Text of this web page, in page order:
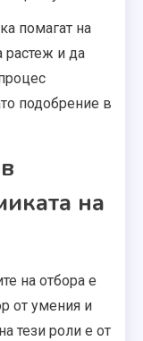
помагат на
растеж и да
подобрение в
на
на отбора е
от умения и
тези роли е от